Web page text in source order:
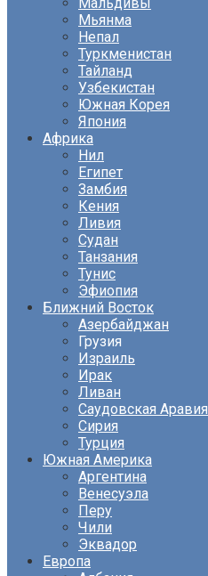
Мьянма
Непал
Туркменистан
Тайланд
Узбекистан
Южная Корея
Япония
Африка
Нил
Египет
Замбия
Кения
Ливия
Судан
Танзания
Тунис
Эфиопия
Ближний Восток
Азербайджан
Грузия
Израиль
Ирак
Ливан
Саудовская Аравия
Сирия
Турция
Южная Америка
Аргентина
Венесуэла
Перу
Чили
Эквадор
Европа